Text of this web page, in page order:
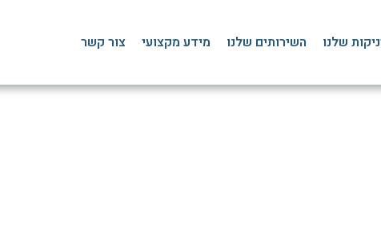
שלנו השירותים שלנו מידע מקצועי צור קשר